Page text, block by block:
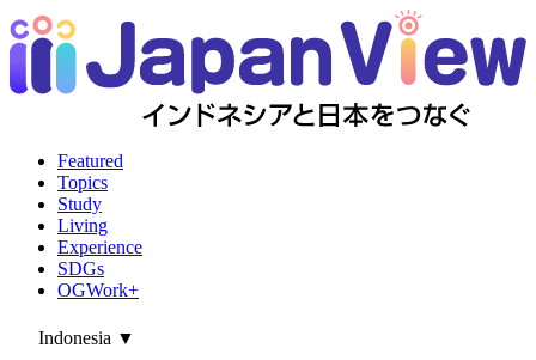
Featured
Topics
Study
Living
Experience
SDGs
OGWork+
Indonesia ▼